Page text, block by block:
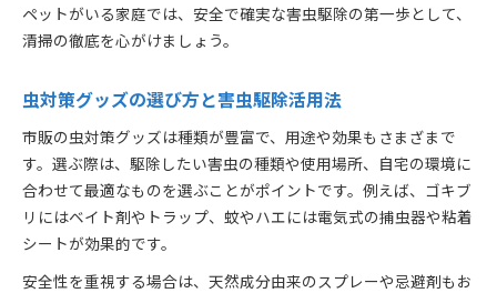
ペットがいる家庭では、安全で確実な害虫駆除の第一歩として、
清掃の徹底を心がけましょう。
虫対策グッズの選び方と害虫駆除活用法
市販の虫対策グッズは種類が豊富で、用途や効果もさまざまで
す。選ぶ際は、駆除したい害虫の種類や使用場所、自宅の環境に
合わせて最適なものを選ぶことがポイントです。例えば、ゴキブ
リにはベイト剤やトラップ、蚊やハエには電気式の捕虫器や粘着
シートが効果的です。
安全性を重視する場合は、天然成分由来のスプレーや忌避剤もお